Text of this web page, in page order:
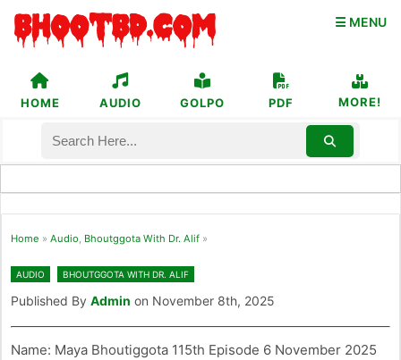
☰ MENU
HOME AUDIO GOLPO PDF MORE!
Home » Audio, Bhoutggota With Dr. Alif »
AUDIO BHOUTGGOTA WITH DR. ALIF
Published By Admin on November 8th, 2025
Name: Maya Bhoutiggota 115th Episode 6 November 2025